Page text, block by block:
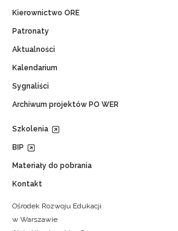
Kierownictwo ORE
Patronaty
Aktualności
Kalendarium
Sygnaliści
Archiwum projektów PO WER
Szkolenia
BIP
Materiały do pobrania
Kontakt
Ośrodek Rozwoju Edukacji
w Warszawie